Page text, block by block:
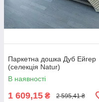
Паркетна дошка Дуб Ейгер
(селекція Natur)
В наявності
1 609,15 ₴ 2 595,41 ₴